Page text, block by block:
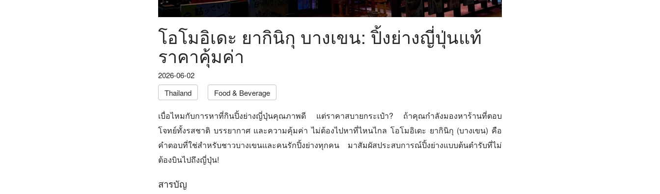
โอโมอิเดะ ยากินิกุ บางเขน: ปิ้งย่างญี่ปุ่นแท้
ราคาคุ้มค่า
2026-06-02
Thailand
Food & Beverage
เบื่อไหมกับการหาที่กินปิ้งย่างญี่ปุ่นคุณภาพดี แต่ราคาสบายกระเป๋า? ถ้าคุณกำลังมองหาร้านที่ตอบ
โจทย์ทั้งรสชาติ บรรยากาศ และความคุ้มค่า ไม่ต้องไปหาที่ไหนไกล โอโมอิเดะ ยากินิกุ (บางเขน) คือ
คำตอบที่ใช่สำหรับชาวบางเขนและคนรักปิ้งย่างทุกคน มาสัมผัสประสบการณ์ปิ้งย่างแบบต้นตำรับที่ไม่
ต้องบินไปถึงญี่ปุ่น!
สารบัญ